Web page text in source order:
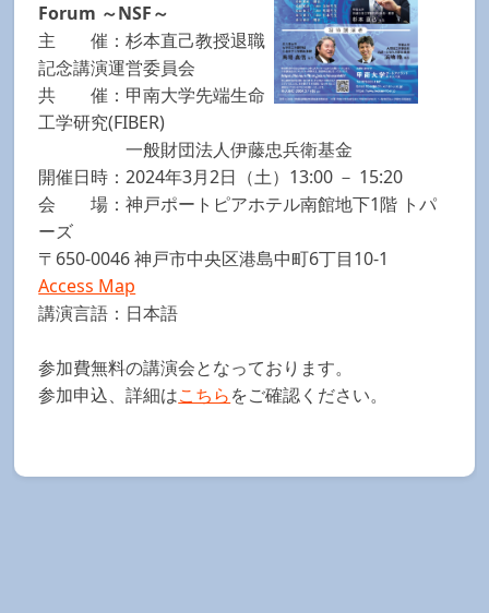
Forum ～NSF～
主 催：杉本直己教授退職
記念講演運営委員会
共 催：甲南大学先端生命
工学研究(FIBER)
一般財団法人伊藤忠兵衛基金
開催日時：2024年3月2日（土）13:00 － 15:20
会 場：神戸ポートピアホテル南館地下1階 トパ
ーズ
〒650-0046 神戸市中央区港島中町6丁目10-1
Access Map
講演言語：日本語
参加費無料の講演会となっております。
参加申込、詳細はこちらをご確認ください。